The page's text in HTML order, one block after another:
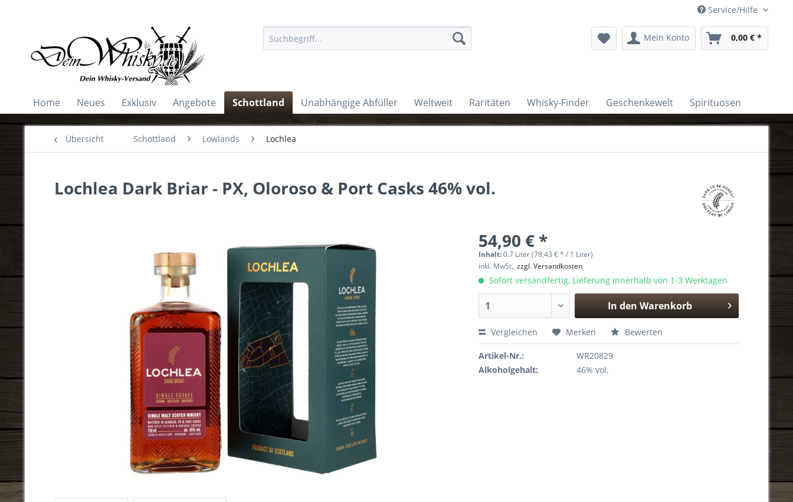
Service/Hilfe
Mein Konto 0,00 € *
Home Neues Exklusiv Angebote Schottland Unabhängige Abfüller Weltweit Raritäten Whisky-Finder Geschenkewelt Spirituosen
Übersicht Schottland Lowlands Lochlea
Lochlea Dark Briar - PX, Oloroso & Port Casks 46% vol.
54,90 € *
Inhalt:0.7 Liter (78,43 € * / 1 Liter)
inkl. MwSt.,zzgl. Versandkosten
Sofort versandfertig, Lieferung innerhalb von 1-3 Werktagen
In den Warenkorb
Hinzugefügt
Vergleichen Merken Bewerten
Artikel-Nr.:
WR20829
Alkoholgehalt:
46% vol.